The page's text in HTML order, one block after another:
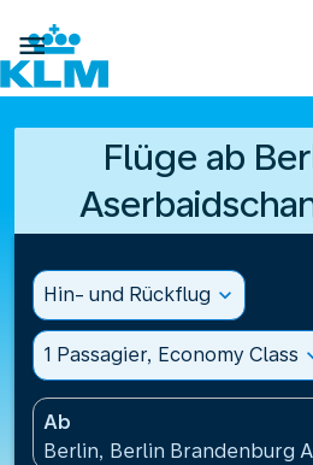

Flüge ab
Hin- und Rückflug expand_more
1 Passagier, Economy Class
Ab
Berlin, Berlin Brandenburg